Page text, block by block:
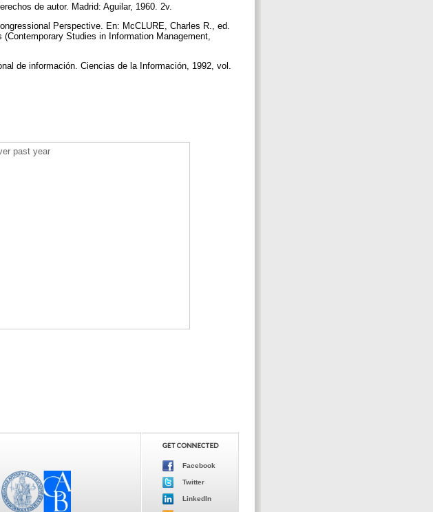
de autor. Madrid: Aguilar, 1960. 2v.
Perspective. En: McCLURE, Charles R., ed.
Studies in Information Management,
de información. Ciencias de la Información, 1992, vol.
past year
Facebook
Twitter
LinkedIn